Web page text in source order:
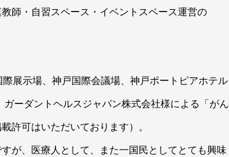
師・自習スペース・イベントスペース運営の
展示場、神戸国際会議場、神戸ポートピアホテル
ーダントヘルスジャパン株式会社様による「がん
許可はいただいております）。
が、医療人として、また一国民としてとても興味